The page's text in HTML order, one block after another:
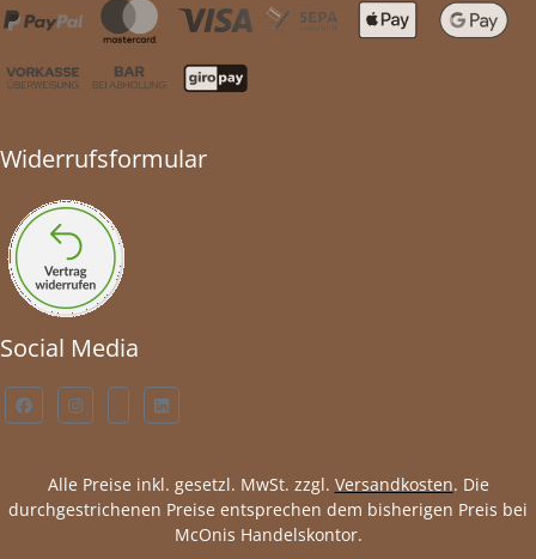
Widerrufsformular
Social Media
Alle Preise inkl. gesetzl. MwSt. zzgl. Versandkosten. Die
durchgestrichenen Preise entsprechen dem bisherigen Preis bei
McOnis Handelskontor.